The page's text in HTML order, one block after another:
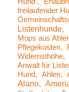
freilaufender
Listenhunde
Mops aus
Pflegekosten
Widerristhöhe
Anwalt für
Hund
Ahlen
Alano